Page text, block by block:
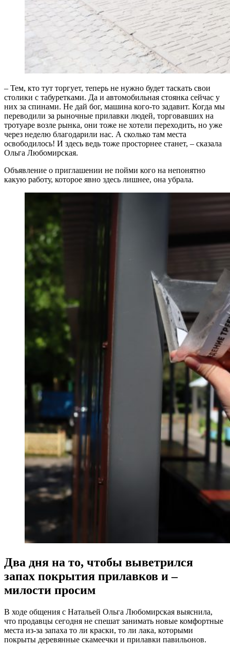
– Тем, кто тут торгует, теперь не нужно будет таскать свои
столики с табуретками. Да и автомобильная стоянка сейчас у
них за спинами. Не дай бог, машина кого-то задавит. Когда мы
переводили за рыночные прилавки людей, торговавших на
тротуаре возле рынка, они тоже не хотели переходить, но уже
через неделю благодарили нас. А сколько там места
освободилось! И здесь ведь тоже просторнее станет, – сказала
Ольга Любомирская.
Объявление о приглашении не пойми кого на непонятно
какую работу, которое явно здесь лишнее, она убрала.
Два дня на то, чтобы выветрился
запах покрытия прилавков и –
милости просим
В ходе общения с Натальей Ольга Любомирская выяснила,
что продавцы сегодня не спешат занимать новые комфортные
места из-за запаха то ли краски, то ли лака, которыми
покрыты деревянные скамеечки и прилавки павильонов.